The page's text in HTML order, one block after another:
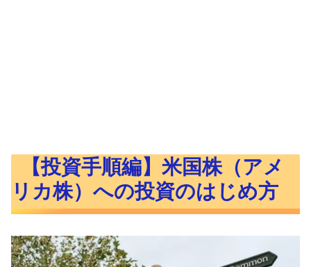
【投資手順編】米国株（アメ
リカ株）への投資のはじめ方